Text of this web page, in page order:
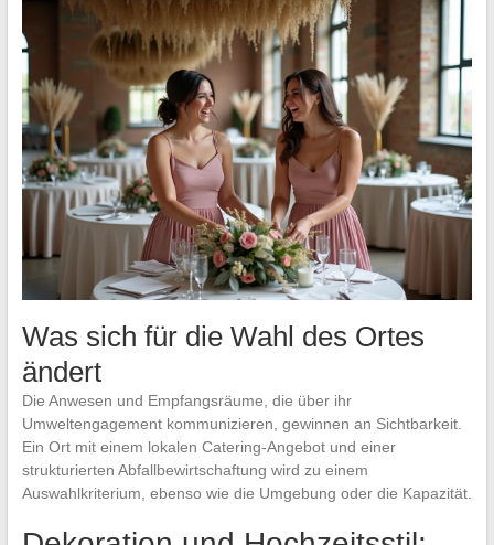
Was sich für die Wahl des Ortes
ändert
Die Anwesen und Empfangsräume, die über ihr
Umweltengagement kommunizieren, gewinnen an Sichtbarkeit.
Ein Ort mit einem lokalen Catering-Angebot und einer
strukturierten Abfallbewirtschaftung wird zu einem
Auswahlkriterium, ebenso wie die Umgebung oder die Kapazität.